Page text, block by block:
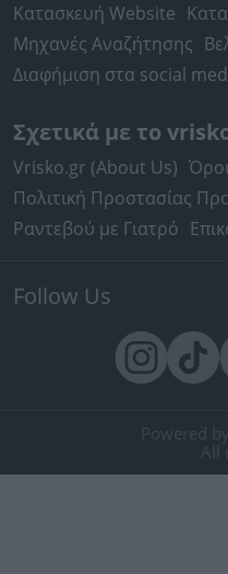
Κατασκευή Website
Μηχανές Αναζήτησης
Διαφήμιση στα social
Σχετικά με το
Vrisko.gr (About Us)
Πολιτική Προστασίας
Ραντεβού με Γιατρό
Follow Us
Powered
All